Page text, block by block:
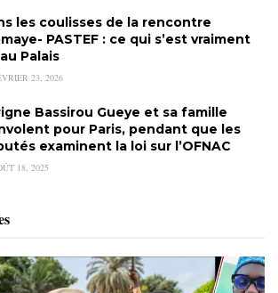
les coulisses de la rencontre
PASTEF : ce qui s’est vraiment
Palais
23, 2026
Bassirou Gueye et sa famille
pour Paris, pendant que les
examinent la loi sur l’OFNAC
18, 2025